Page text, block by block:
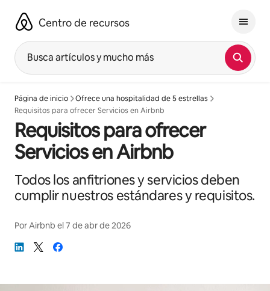
contenido Centro de recursos
Busca artículos y mucho más
Página de inicio
Ofrece una hospitalidad de 5 estrellas
Requisitos para ofrecer Servicios en Airbnb
Requisitos para ofrecer
Servicios en Airbnb
Todos los anfitriones y servicios deben
cumplir nuestros estándares y requisitos.
PorAirbnb el7 de abr de 2026